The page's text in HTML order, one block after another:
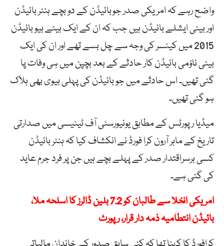
واضح رہے کہ امریکی صدر جوبائیڈن کے دو بچے ہنٹر بائیڈن
اور بیٹی ایشلے بائیڈن ہیں جب کہ ان کے ایک بیٹے بیو بائیڈن
2015 میں کینسر کی وجہ سے چل بسے تھے اور ان کی ایک
بیٹی ناؤمی بائیڈن کار حادثے کے بعد بچپن میں ہی وفات پا
گئی تھیں۔ اس حادثے میں جو بائیڈن کی پہلی بیوی بھی ہلاک
ہو گئی تھیں۔
میڈیا رپورٹس کے مطابق یونیورسٹی آف ٹینیسی میں صدارتی
تاریخ کے ماہر آرون کرا فورڈ نے انکشاف کیا کہ ہنٹر بائیڈن
کسی برسراقتدار صدر کے پہلے بچے ہیں جن پر فرد جرم عاید
کی گئی ہے۔
امریکی انخلا سے طالبان کو 7.2 بلین ڈالرز کا اسلحہ ملا،
بائیڈن انتطامیہ ذمہ دار قرار، رپورٹ